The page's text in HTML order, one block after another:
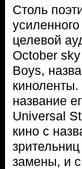
Столь
целевой
October
Boys,
киноленты.
название
Universal
кино с
замены, и